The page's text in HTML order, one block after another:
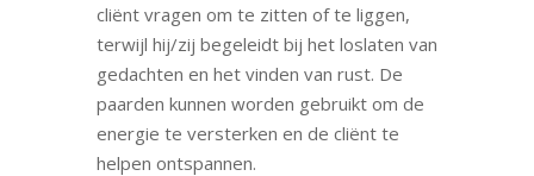
cliënt vragen om te zitten of te liggen,
terwijl hij/zij begeleidt bij het loslaten van
gedachten en het vinden van rust. De
paarden kunnen worden gebruikt om de
energie te versterken en de cliënt te
helpen ontspannen.